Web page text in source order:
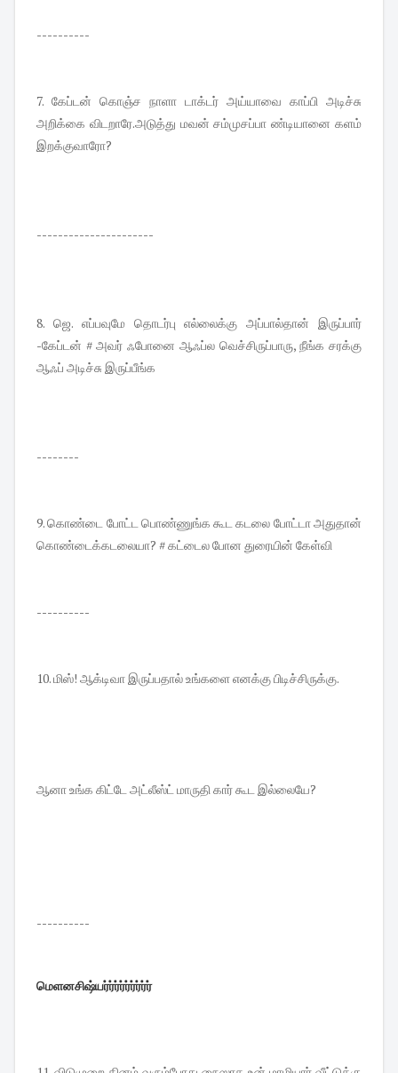
----------
7. கேப்டன் கொஞ்ச நாளா டாக்டர் அய்யாவை காப்பி அடிச்சு
அறிக்கை விடறாரே.அடுத்து மவன் சம்முசப்பா ண்டியானை களம்
இறக்குவாரோ?
----------------------
8. ஜெ. எப்பவுமே தொடர்பு எல்லைக்கு அப்பால்தான் இருப்பார்
-கேப்டன் # அவர் ஃபோனை ஆஃப்ல வெச்சிருப்பாரு, நீங்க சரக்கு
ஆஃப் அடிச்சு இருப்பீங்க
--------
9. கொண்டை போட்ட பொண்ணுங்க கூட கடலை போட்டா அதுதான்
கொண்டைக்கடலையா? # கட்டைல போன துரையின் கேள்வி
----------
10. மிஸ்! ஆக்டிவா இருப்பதால் உங்களை எனக்கு பிடிச்சிருக்கு.
ஆனா உங்க கிட்டே அட்லீஸ்ட் மாருதி கார் கூட இல்லையே?
----------
மெளனசிஷ்யர்ர்ர்ர்ர்ர்ர்ர்ர்